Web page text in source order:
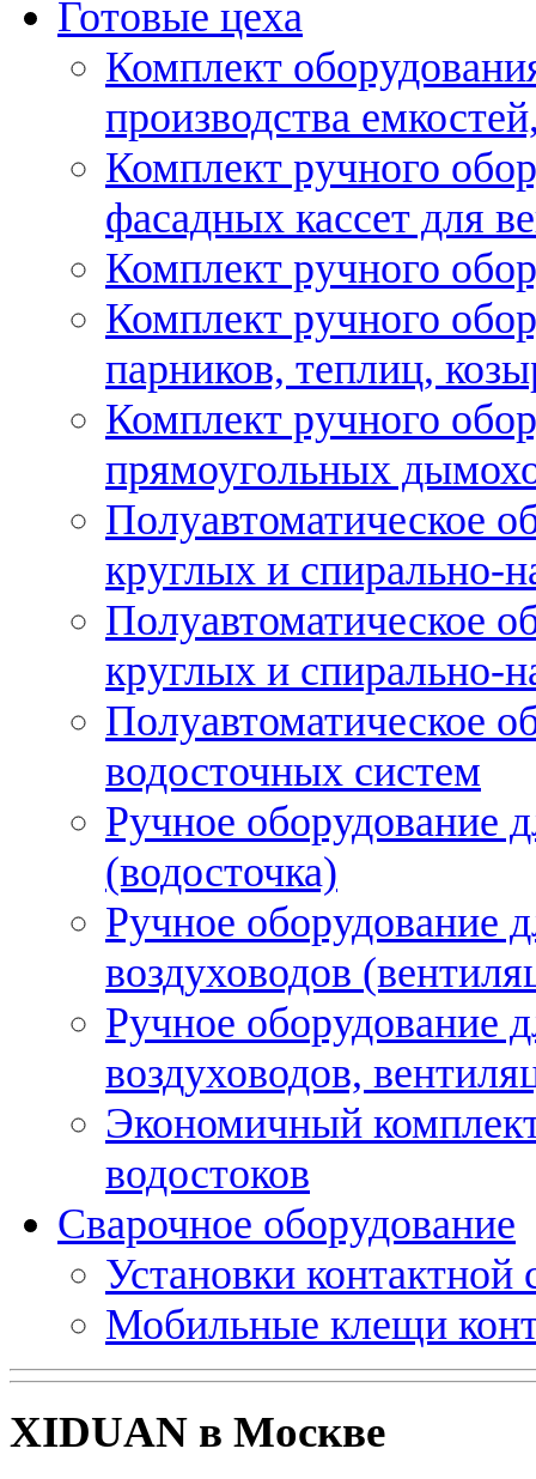
Готовые цеха
Комплект
производства
Комплект ручного
фасадных кассет для
Комплект ручного
Комплект ручного
парников, теплиц,
Комплект ручного
прямоугольных
Полуавтоматическое
круглых и спирально-
Полуавтоматическое
круглых и спирально-
Полуавтоматическое
водосточных систем
Ручное оборудование
(водосточка)
Ручное оборудование
воздуховодов
Ручное оборудование
воздуховодов,
Экономичный
водостоков
Сварочное оборудование
Установки
Мобильные клещи
XIDUAN в Москве